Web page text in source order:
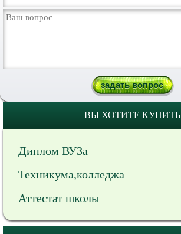
ВЫ ХОТИТЕ КУПИТЬ
Диплом ВУЗа
Техникума,колледжа
Аттестат школы